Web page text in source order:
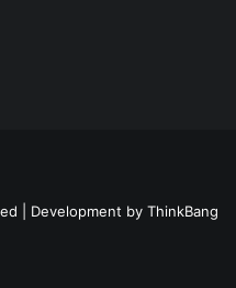
| Development by ThinkBang